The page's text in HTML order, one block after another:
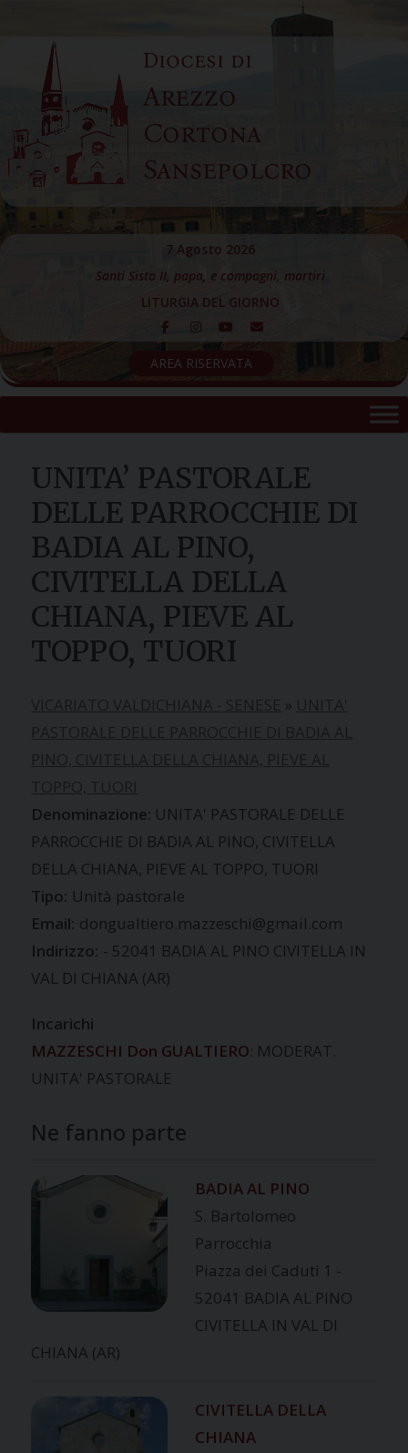
content
Diocesi di
Arezzo
Cortona
Sansepolcro
7 Agosto 2026
Santi Sisto II, papa, e compagni, martiri
LITURGIA DEL GIORNO
AREA RISERVATA
UNITA’ PASTORALE
DELLE PARROCCHIE DI
BADIA AL PINO,
CIVITELLA DELLA
CHIANA, PIEVE AL
TOPPO, TUORI
»
UNITA' PASTORALE DELLE
PARROCCHIE DI BADIA AL PINO, CIVITELLA
DELLA CHIANA, PIEVE AL TOPPO, TUORI
Tipo: Unità pastorale
Email: dongualtiero.mazzeschi@gmail.com
Indirizzo: - 52041 BADIA AL PINO CIVITELLA IN
VAL DI CHIANA (AR)
Incarichi
MAZZESCHI Don GUALTIERO: MODERAT.
UNITA' PASTORALE
Ne fanno parte
BADIA AL PINO
S. Bartolomeo
Parrocchia
Piazza dei Caduti 1 -
52041 BADIA AL PINO
CIVITELLA IN VAL DI
CHIANA (AR)
CIVITELLA DELLA
CHIANA